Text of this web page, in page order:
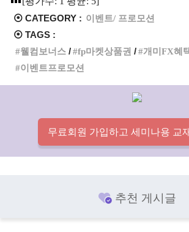
⦿ CATEGORY : 이벤트/ 프로모션
⦿ TAGS :
웰컴보너스
fp마켓상품권
개미FX혜
이벤트프로모션
무료회원 가입하고 세미나용 교
추천 게시글